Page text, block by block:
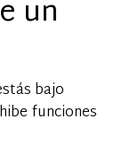
un
bajo
funciones